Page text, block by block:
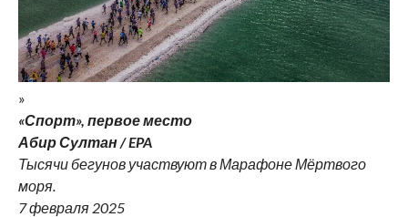
»
«Спорт», первое место
Абир Султан / EPA
Тысячи бегунов участвуют в Марафоне Мёртвого
моря.
7 февраля 2025